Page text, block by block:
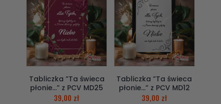
Tabliczka ”Ta świeca
płonie…” z PCV MD25
39,00 zł
Tabliczka ”Ta świeca
płonie…” z PCV MD12
39,00 zł